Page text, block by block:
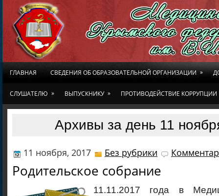
ГЛАВНАЯ СВЕДЕНИЯ ОБ ОБРАЗОВАТЕЛЬНОЙ ОРГАНИЗАЦИИ »
СЛУШАТЕЛЮ » ВЫПУСКНИКУ » ПРОТИВОДЕЙСТВИЕ КОРРУПЦИИ
Архивы за день 11
11 ноября, 2017 Без рубрики
Родительское собрание
11.11.2017 года в